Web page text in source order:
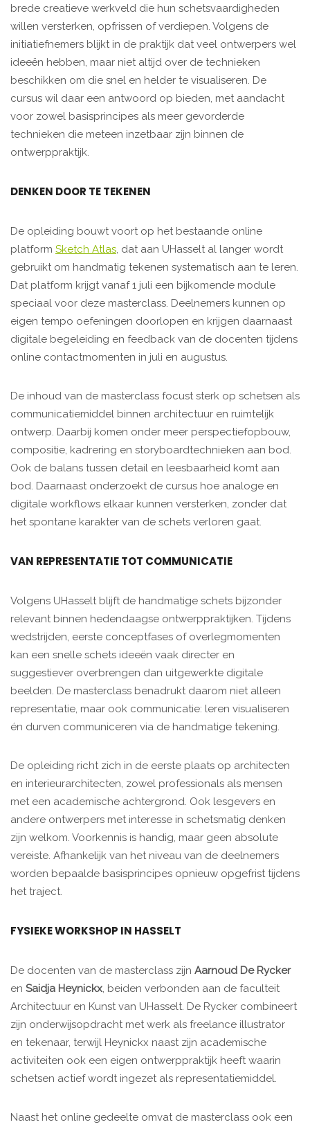
brede creatieve werkveld die hun schetsvaardigheden
willen versterken, opfrissen of verdiepen. Volgens de
initiatiefnemers blijkt in de praktijk dat veel ontwerpers wel
ideeën hebben, maar niet altijd over de technieken
beschikken om die snel en helder te visualiseren. De
cursus wil daar een antwoord op bieden, met aandacht
voor zowel basisprincipes als meer gevorderde
technieken die meteen inzetbaar zijn binnen de
ontwerppraktijk.
DENKEN DOOR TE TEKENEN
De opleiding bouwt voort op het bestaande online
platform Sketch Atlas, dat aan UHasselt al langer wordt
gebruikt om handmatig tekenen systematisch aan te leren.
Dat platform krijgt vanaf 1 juli een bijkomende module
speciaal voor deze masterclass. Deelnemers kunnen op
eigen tempo oefeningen doorlopen en krijgen daarnaast
digitale begeleiding en feedback van de docenten tijdens
online contactmomenten in juli en augustus.
De inhoud van de masterclass focust sterk op schetsen als
communicatiemiddel binnen architectuur en ruimtelijk
ontwerp. Daarbij komen onder meer perspectiefopbouw,
compositie, kadrering en storyboardtechnieken aan bod.
Ook de balans tussen detail en leesbaarheid komt aan
bod. Daarnaast onderzoekt de cursus hoe analoge en
digitale workflows elkaar kunnen versterken, zonder dat
het spontane karakter van de schets verloren gaat.
VAN REPRESENTATIE TOT COMMUNICATIE
Volgens UHasselt blijft de handmatige schets bijzonder
relevant binnen hedendaagse ontwerppraktijken. Tijdens
wedstrijden, eerste conceptfases of overlegmomenten
kan een snelle schets ideeën vaak directer en
suggestiever overbrengen dan uitgewerkte digitale
beelden. De masterclass benadrukt daarom niet alleen
representatie, maar ook communicatie: leren visualiseren
én durven communiceren via de handmatige tekening.
De opleiding richt zich in de eerste plaats op architecten
en interieurarchitecten, zowel professionals als mensen
met een academische achtergrond. Ook lesgevers en
andere ontwerpers met interesse in schetsmatig denken
zijn welkom. Voorkennis is handig, maar geen absolute
vereiste. Afhankelijk van het niveau van de deelnemers
worden bepaalde basisprincipes opnieuw opgefrist tijdens
het traject.
FYSIEKE WORKSHOP IN HASSELT
De docenten van de masterclass zijn Aarnoud De Rycker
en Saidja Heynickx, beiden verbonden aan de faculteit
Architectuur en Kunst van UHasselt. De Rycker combineert
zijn onderwijsopdracht met werk als freelance illustrator
en tekenaar, terwijl Heynickx naast zijn academische
activiteiten ook een eigen ontwerppraktijk heeft waarin
schetsen actief wordt ingezet als representatiemiddel.
Naast het online gedeelte omvat de masterclass ook een